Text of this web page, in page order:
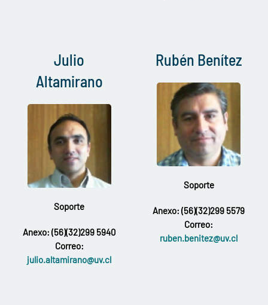
Julio
Altamirano
Soporte
Anexo: (56)(32)299 5940
Correo:
julio.altamirano@uv.cl
Rubén Benítez
Soporte
Anexo:(56)(32)299 5579
Correo:
ruben.benitez@uv.cl